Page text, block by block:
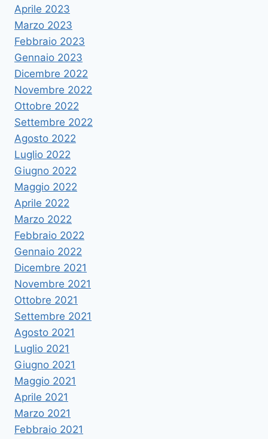
Aprile 2023
Marzo 2023
Febbraio 2023
Gennaio 2023
Dicembre 2022
Novembre 2022
Ottobre 2022
Settembre 2022
Agosto 2022
Luglio 2022
Giugno 2022
Maggio 2022
Aprile 2022
Marzo 2022
Febbraio 2022
Gennaio 2022
Dicembre 2021
Novembre 2021
Ottobre 2021
Settembre 2021
Agosto 2021
Luglio 2021
Giugno 2021
Maggio 2021
Aprile 2021
Marzo 2021
Febbraio 2021